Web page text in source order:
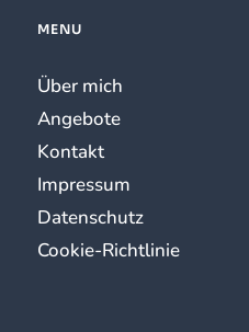
MENU
Über mich
Angebote
Kontakt
Impressum
Datenschutz
Cookie-Richtlinie